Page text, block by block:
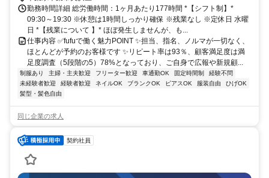
勤務時間詳細 総労働時間：1ヶ月あたり177時間 *【シフト制】*
09:30～19:30 ※休憩は1時間しっかり確保 ※残業なし ※定休日 水曜
日 *【残業について 】* ほぼ発生しませんが、も...
仕事内容 ✅fufuで働く魅力POINT ✨担当、指名、ノルマが一切なく、
ほとんどが予約のお客様です ✨リピート率は93％、顧客満足度は満
足度調査（5段階の5）78%となっており、ご自身で広報や新規顧...
制服あり 主婦・主夫歓迎 フリーター歓迎 車通勤OK 固定時間制
経験不問
未経験者歓迎
経験者歓迎 ネイルOK ブランクOK ピアスOK 服装自由
ひげOK
髪型・髪色自由
同じ企業の求人
契約社員